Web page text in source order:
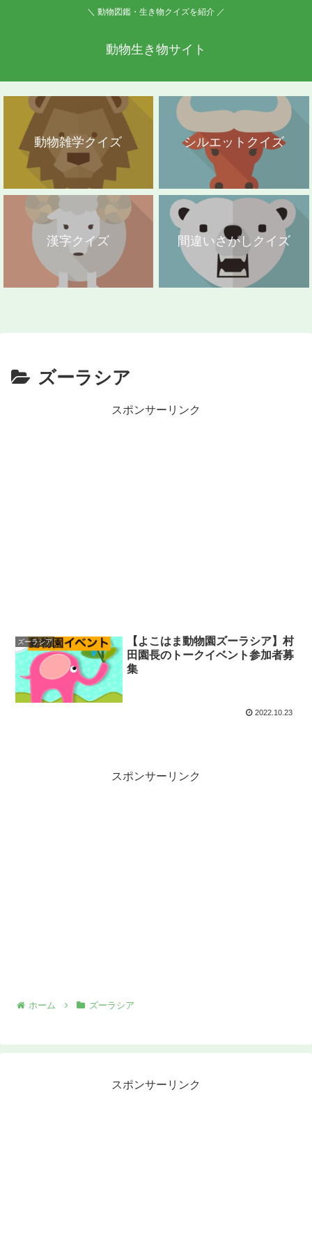
＼ 動物図鑑・生き物クイズを紹介 ／
動物生き物サイト
動物雑学クイズ シルエットクイズ
漢字クイズ 間違いさがしクイズ
ズーラシア
スポンサーリンク
ズーラシア
【よこはま動物園ズーラシア】村
田園長のトークイベント参加者募
集
2022.10.23
スポンサーリンク
ホーム ズーラシア
スポンサーリンク